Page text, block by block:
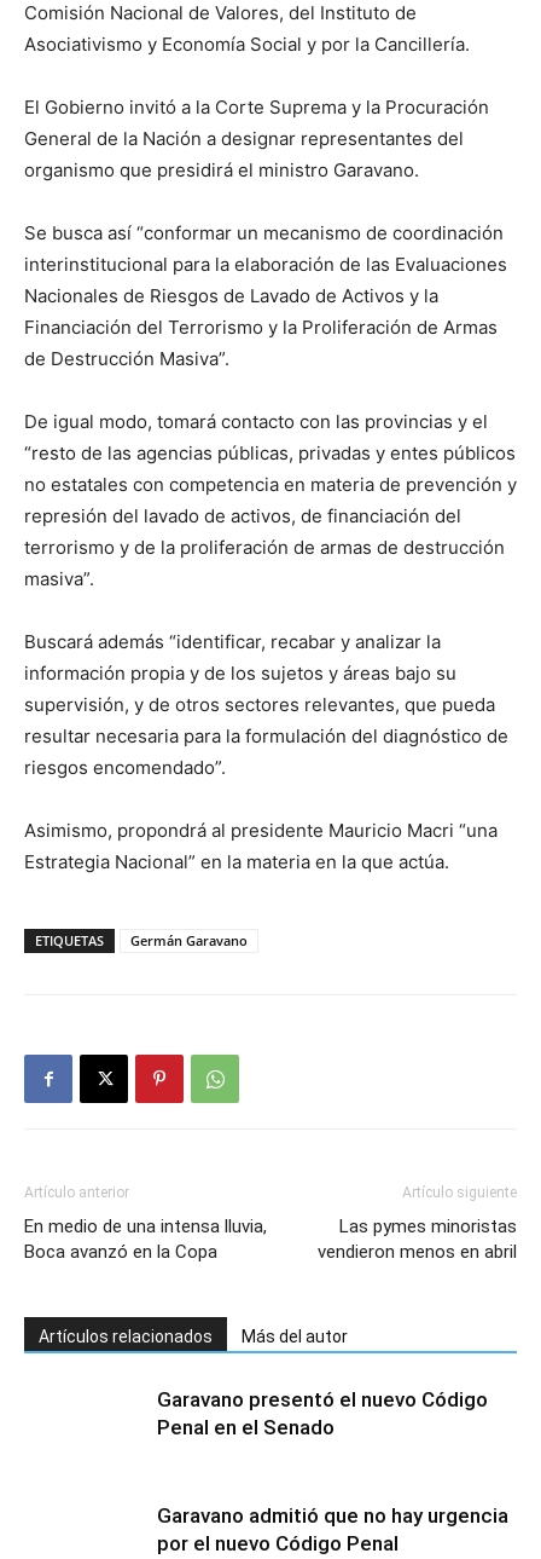
Comisión Nacional de Valores, del Instituto de
Asociativismo y Economía Social y por la Cancillería.
El Gobierno invitó a la Corte Suprema y la Procuración
General de la Nación a designar representantes del
organismo que presidirá el ministro Garavano.
Se busca así “conformar un mecanismo de coordinación
interinstitucional para la elaboración de las Evaluaciones
Nacionales de Riesgos de Lavado de Activos y la
Financiación del Terrorismo y la Proliferación de Armas
de Destrucción Masiva”.
De igual modo, tomará contacto con las provincias y el
“resto de las agencias públicas, privadas y entes públicos
no estatales con competencia en materia de prevención y
represión del lavado de activos, de financiación del
terrorismo y de la proliferación de armas de destrucción
masiva”.
Buscará además “identificar, recabar y analizar la
información propia y de los sujetos y áreas bajo su
supervisión, y de otros sectores relevantes, que pueda
resultar necesaria para la formulación del diagnóstico de
riesgos encomendado”.
Asimismo, propondrá al presidente Mauricio Macri “una
Estrategia Nacional” en la materia en la que actúa.
ETIQUETAS Germán Garavano
Artículo anterior
En medio de una intensa lluvia,
Boca avanzó en la Copa
Artículo siguiente
Las pymes minoristas
vendieron menos en abril
Artículos relacionados Más del autor
Garavano presentó el nuevo Código
Penal en el Senado
Garavano admitió que no hay urgencia
por el nuevo Código Penal